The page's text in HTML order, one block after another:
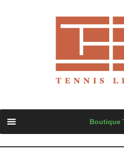
content
Boutique